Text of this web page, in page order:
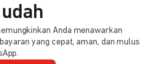
Anda menawarkan
yang cepat, aman, dan mulus